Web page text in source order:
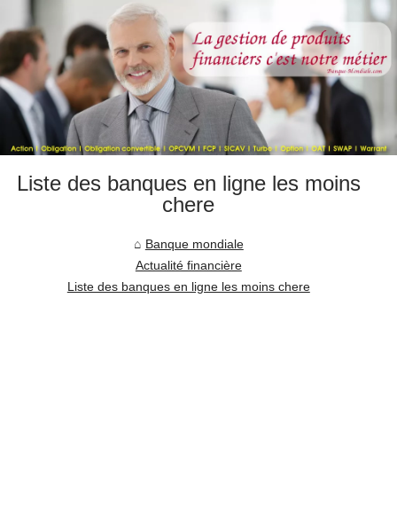
Liste des banques en ligne les moins
chere
Banque mondiale
Actualité financière
Liste des banques en ligne les moins chere